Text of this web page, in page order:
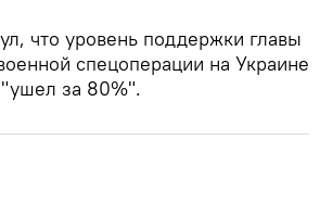
что уровень поддержки главы
спецоперации на Украине
за 80%".